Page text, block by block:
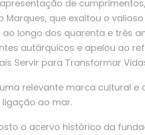
de
Marques, que exaltou o
longo dos quarenta e três
autárquicos e apelou ao
Servir para Transformar
relevante marca cultural
ligação ao mar.
o acervo histórico da